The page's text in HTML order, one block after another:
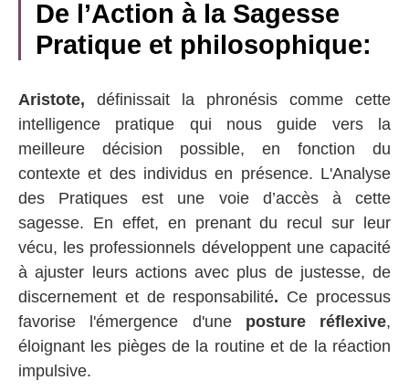
De l’Action à la Sagesse
Pratique et philosophique:
Aristote, définissait la phronésis comme cette
intelligence pratique qui nous guide vers la
meilleure décision possible, en fonction du
contexte et des individus en présence. L'Analyse
des Pratiques est une voie d’accès à cette
sagesse. En effet, en prenant du recul sur leur
vécu, les professionnels développent une capacité
à ajuster leurs actions avec plus de justesse, de
discernement et de responsabilité. Ce processus
favorise l'émergence d'une posture réflexive,
éloignant les pièges de la routine et de la réaction
impulsive.